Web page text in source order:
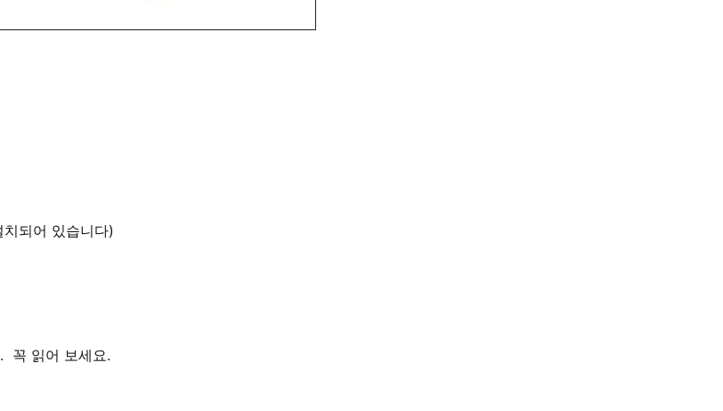
되어 있습니다)
꼭 읽어 보세요.